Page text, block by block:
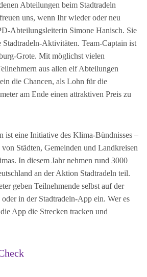
Abteilungen beim Stadtradeln
uns, wenn Ihr wieder oder neu
Abteilungsleiterin Simone Hanisch. Sie
Aktivitäten. Team-Captain ist
Grote. Mit möglichst vielen
aus allen elf Abteilungen
die Chancen, als Lohn für die
am Ende einen attraktiven Preis zu
ist eine Initiative des Klima-Bündnisses –
Städten, Gemeinden und Landkreisen
In diesem Jahr nehmen rund 3000
an der Aktion Stadtradeln teil.
geben Teilnehmende selbst auf der
in der Stadtradeln-App ein. Wer es
App die Strecken tracken und